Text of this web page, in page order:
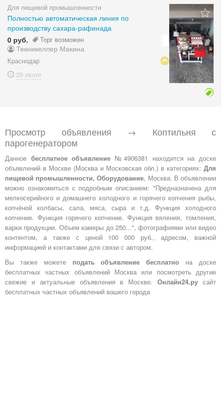
Для пищевой промышленности
Полностью автоматическая линия по
производству сахара-рафинада
0 руб.
Торг возможен
Текникеллер Макина
Краснодар
29 июля
Просмотр объявления → Коптильня с
парогенератором
Данное бесплатное объявление №4906381 находится на доске
объявлений в Москве (Москва и Московская обл.) в категориях: Для
пищевой промышленности, Оборудование, Москва. В объявлении
можно ознакомиться с подробным описанием: "Предназначена для
мелкосерийного и домашнего холодного и горячего копчения рыбы,
копчёной колбасы, сала, мяса, сыра и т.д. Функция холодного
копчение. Функция горячего копчение. Функция вяления, томления,
варки продукции. Объем камеры до 250...", фотографиями или видео
контентом, а также с ценой 100 000 руб., адресом, важной
информацией и контактами для связи с автором.
Вы также можете подать объявление бесплатно на доске
бесплатных частных объявлений Москва или посмотреть другие
свежие и актуальные объявления в Москве.Онлайн24.ру сайт
бесплатных частных объявлений вашего города